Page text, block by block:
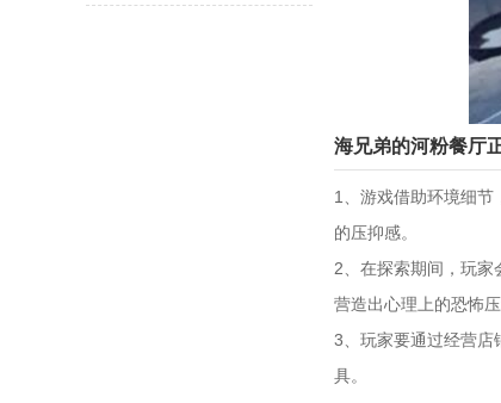
海兄弟的河粉餐厅
1、游戏借助环境细
的压抑感。
2、在探索期间，玩家
营造出心理上的恐怖压
3、玩家要通过经营店
具。